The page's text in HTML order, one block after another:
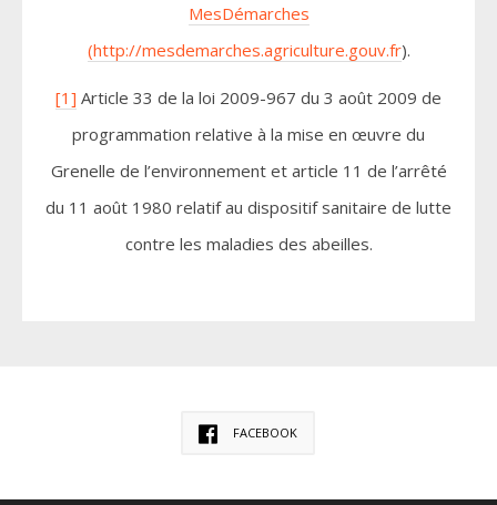
MesDémarches
(http://mesdemarches.agriculture.gouv.fr).
[1] Article 33 de la loi 2009-967 du 3 août 2009 de
programmation relative à la mise en œuvre du
Grenelle de l’environnement et article 11 de l’arrêté
du 11 août 1980 relatif au dispositif sanitaire de lutte
contre les maladies des abeilles.
FACEBOOK